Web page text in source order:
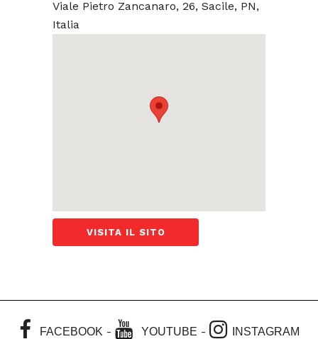
Viale Pietro Zancanaro, 26, Sacile, PN,
Italia
VISITA IL SITO
FACEBOOK - YOUTUBE - INSTAGRAM